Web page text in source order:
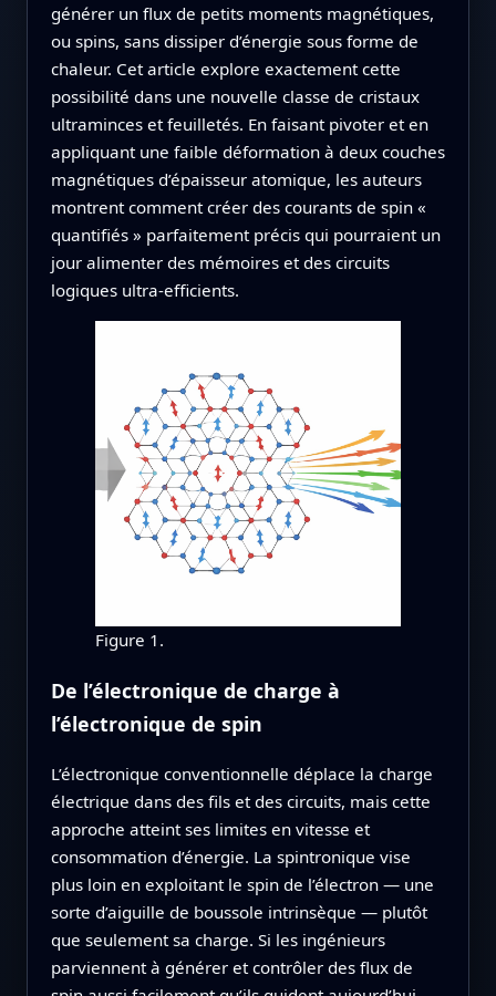
générer un flux de petits moments magnétiques,
ou spins, sans dissiper d’énergie sous forme de
chaleur. Cet article explore exactement cette
possibilité dans une nouvelle classe de cristaux
ultraminces et feuilletés. En faisant pivoter et en
appliquant une faible déformation à deux couches
magnétiques d’épaisseur atomique, les auteurs
montrent comment créer des courants de spin «
quantifiés » parfaitement précis qui pourraient un
jour alimenter des mémoires et des circuits
logiques ultra‑efficients.
Figure 1.
De l’électronique de charge à
l’électronique de spin
L’électronique conventionnelle déplace la charge
électrique dans des fils et des circuits, mais cette
approche atteint ses limites en vitesse et
consommation d’énergie. La spintronique vise
plus loin en exploitant le spin de l’électron — une
sorte d’aiguille de boussole intrinsèque — plutôt
que seulement sa charge. Si les ingénieurs
parviennent à générer et contrôler des flux de